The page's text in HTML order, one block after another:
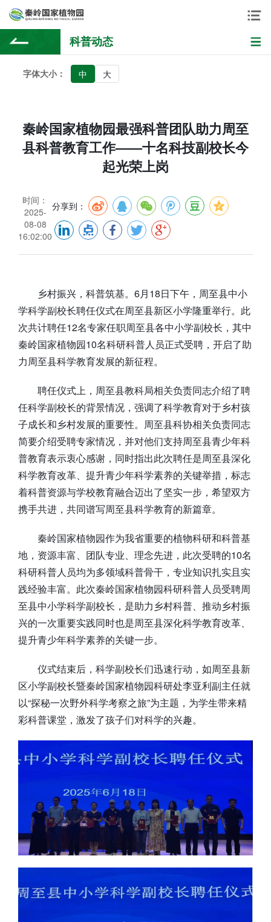
科普动态
字体大小： 中 大
秦岭国家植物园最强科普团队助力周至
县科普教育工作——十名科技副校长今
起光荣上岗
时间：
2025-
08-08
16:02:00
分享到：
乡村振兴，科普筑基。6月18日下午，周至县中小
学科学副校长聘任仪式在周至县新区小学隆重举行。此
次共计聘任12名专家任职周至县各中小学副校长，其中
秦岭国家植物园10名科研科普人员正式受聘，开启了助
力周至县科学教育发展的新征程。
聘任仪式上，周至县教科局相关负责同志介绍了聘
任科学副校长的背景情况，强调了科学教育对于乡村孩
子成长和乡村发展的重要性。周至县科协相关负责同志
简要介绍受聘专家情况，并对他们支持周至县青少年科
普教育表示衷心感谢，同时指出此次聘任是周至县深化
科学教育改革、提升青少年科学素养的关键举措，标志
着科普资源与学校教育融合迈出了坚实一步，希望双方
携手共进，共同谱写周至县科学教育的新篇章。
秦岭国家植物园作为我省重要的植物科研和科普基
地，资源丰富、团队专业、理念先进，此次受聘的10名
科研科普人员均为多领域科普骨干，专业知识扎实且实
践经验丰富。此次秦岭国家植物园科研科普人员受聘周
至县中小学科学副校长，是助力乡村科普、推动乡村振
兴的一次重要实践同时也是周至县深化科学教育改革、
提升青少年科学素养的关键一步。
仪式结束后，科学副校长们迅速行动，如周至县新
区小学副校长暨秦岭国家植物园科研处李亚利副主任就
以“探秘一次野外科学考察之旅”为主题，为学生带来精
彩科普课堂，激发了孩子们对科学的兴趣。